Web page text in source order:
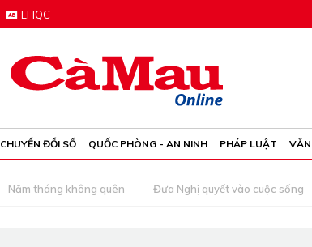
LHQC
CHUYỂN ĐỔI SỐ QUỐC PHÒNG - AN NINH PHÁP LUẬT
Năm tháng không quên Đưa Nghị quyết vào cuộc sống